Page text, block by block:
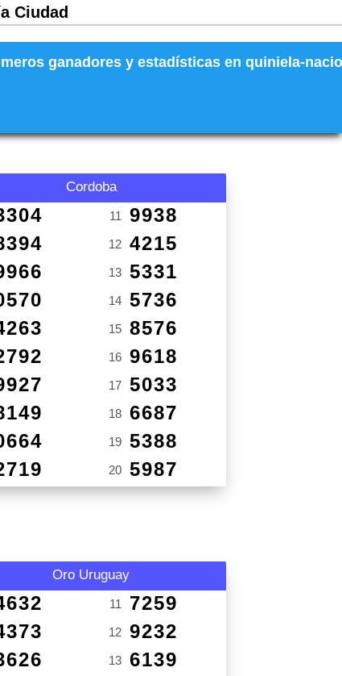
Ciudad
ganadores y estadísticas en quiniela-
Cordoba
11 9938
12 4215
13 5331
14 5736
15 8576
16 9618
17 5033
18 6687
19 5388
20 5987
Oro Uruguay
11 7259
12 9232
13 6139